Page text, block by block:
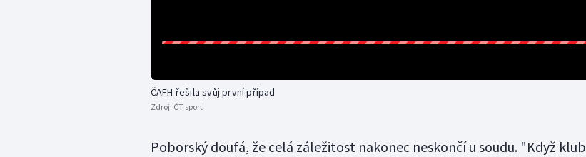
ČAFH řešila svůj první případ
Zdroj: ČT sport
Poborský doufá, že celá záležitost nakonec neskončí u soudu. "Když klub